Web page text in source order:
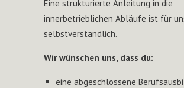
Eine strukturierte Anleitung in die
innerbetrieblichen Abläufe ist für
selbstverständlich.
Wir wünschen uns, dass du:
eine abgeschlossene